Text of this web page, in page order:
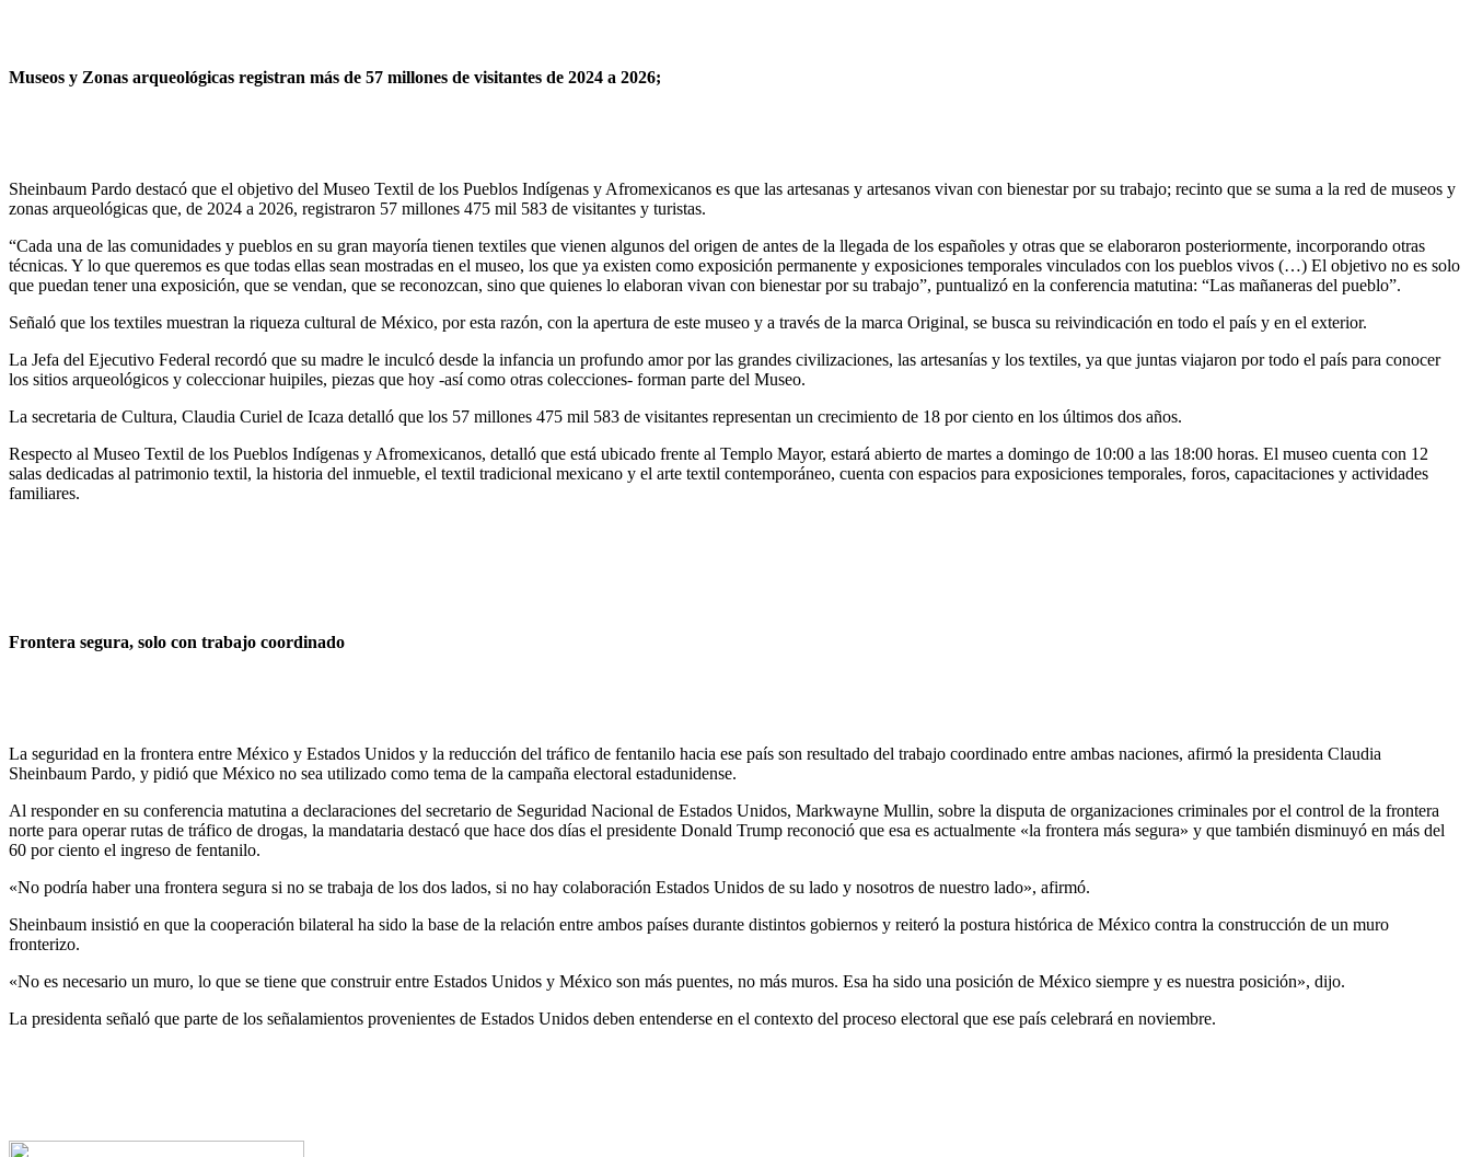
Museos y Zonas arqueológicas registran más de 57 millones de visitantes de 2024 a 2026;
Sheinbaum Pardo destacó que el objetivo del Museo Textil de los Pueblos Indígenas y Afromexicanos es que las artesanas y artesanos vivan con bienestar por su trabajo; recinto que se suma a la red de museos y
zonas arqueológicas que, de 2024 a 2026, registraron 57 millones 475 mil 583 de visitantes y turistas.
“Cada una de las comunidades y pueblos en su gran mayoría tienen textiles que vienen algunos del origen de antes de la llegada de los españoles y otras que se elaboraron posteriormente, incorporando otras
técnicas. Y lo que queremos es que todas ellas sean mostradas en el museo, los que ya existen como exposición permanente y exposiciones temporales vinculados con los pueblos vivos (…) El objetivo no es solo
que puedan tener una exposición, que se vendan, que se reconozcan, sino que quienes lo elaboran vivan con bienestar por su trabajo”, puntualizó en la conferencia matutina: “Las mañaneras del pueblo”.
Señaló que los textiles muestran la riqueza cultural de México, por esta razón, con la apertura de este museo y a través de la marca Original, se busca su reivindicación en todo el país y en el exterior.
La Jefa del Ejecutivo Federal recordó que su madre le inculcó desde la infancia un profundo amor por las grandes civilizaciones, las artesanías y los textiles, ya que juntas viajaron por todo el país para conocer
los sitios arqueológicos y coleccionar huipiles, piezas que hoy -así como otras colecciones- forman parte del Museo.
La secretaria de Cultura, Claudia Curiel de Icaza detalló que los 57 millones 475 mil 583 de visitantes representan un crecimiento de 18 por ciento en los últimos dos años.
Respecto al Museo Textil de los Pueblos Indígenas y Afromexicanos, detalló que está ubicado frente al Templo Mayor, estará abierto de martes a domingo de 10:00 a las 18:00 horas. El museo cuenta con 12
salas dedicadas al patrimonio textil, la historia del inmueble, el textil tradicional mexicano y el arte textil contemporáneo, cuenta con espacios para exposiciones temporales, foros, capacitaciones y actividades
familiares.
Frontera segura, solo con trabajo coordinado
La seguridad en la frontera entre México y Estados Unidos y la reducción del tráfico de fentanilo hacia ese país son resultado del trabajo coordinado entre ambas naciones, afirmó la presidenta Claudia
Sheinbaum Pardo, y pidió que México no sea utilizado como tema de la campaña electoral estadunidense.
Al responder en su conferencia matutina a declaraciones del secretario de Seguridad Nacional de Estados Unidos, Markwayne Mullin, sobre la disputa de organizaciones criminales por el control de la frontera
norte para operar rutas de tráfico de drogas, la mandataria destacó que hace dos días el presidente Donald Trump reconoció que esa es actualmente «la frontera más segura» y que también disminuyó en más del
60 por ciento el ingreso de fentanilo.
«No podría haber una frontera segura si no se trabaja de los dos lados, si no hay colaboración Estados Unidos de su lado y nosotros de nuestro lado», afirmó.
Sheinbaum insistió en que la cooperación bilateral ha sido la base de la relación entre ambos países durante distintos gobiernos y reiteró la postura histórica de México contra la construcción de un muro
fronterizo.
«No es necesario un muro, lo que se tiene que construir entre Estados Unidos y México son más puentes, no más muros. Esa ha sido una posición de México siempre y es nuestra posición», dijo.
La presidenta señaló que parte de los señalamientos provenientes de Estados Unidos deben entenderse en el contexto del proceso electoral que ese país celebrará en noviembre.